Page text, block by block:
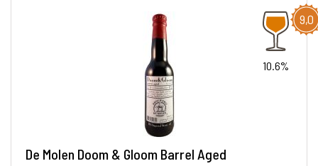
9,0
10.6%
De Molen Doom & Gloom Barrel Aged